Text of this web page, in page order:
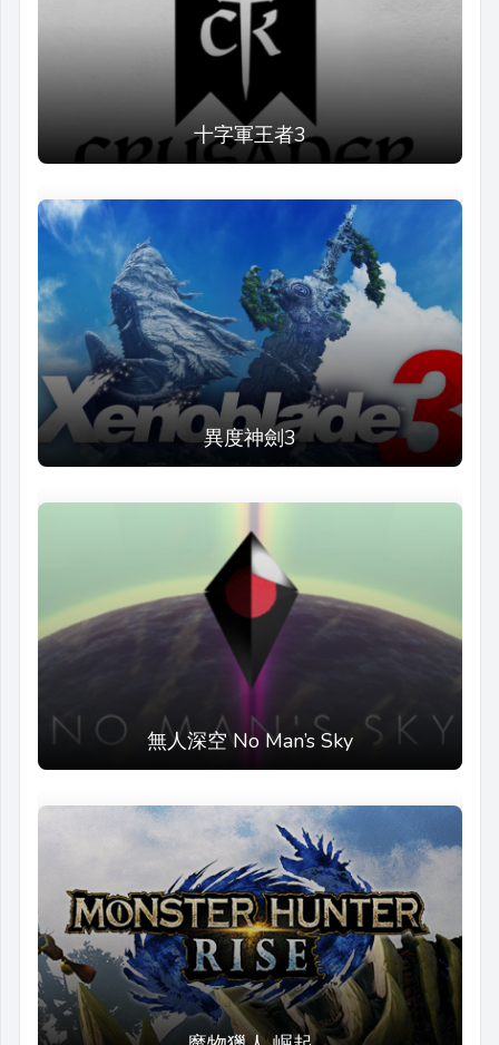
十字軍王者3
異度神劍3
無人深空 No Man’s Sky